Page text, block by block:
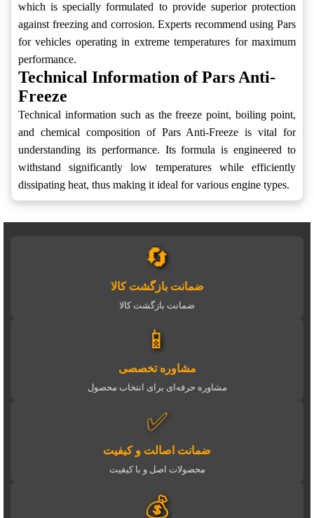
which is specially formulated to provide superior protection
against freezing and corrosion. Experts recommend using Pars
for vehicles operating in extreme temperatures for maximum
performance.
Technical Information of Pars Anti-
Freeze
Technical information such as the freeze point, boiling point,
and chemical composition of Pars Anti-Freeze is vital for
understanding its performance. Its formula is engineered to
withstand significantly low temperatures while efficiently
dissipating heat, thus making it ideal for various engine types.
🔄
ضمانت بازگشت کالا
ضمانت بازگشت کالا
📱
مشاوره تخصصی
مشاوره حرفه‌ای برای انتخاب محصول
✅
ضمانت اصالت و کیفیت
محصولات اصل و با کیفیت
💰